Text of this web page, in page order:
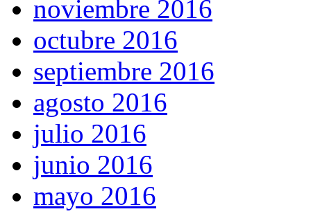
noviembre 2016
octubre 2016
septiembre 2016
agosto 2016
julio 2016
junio 2016
mayo 2016